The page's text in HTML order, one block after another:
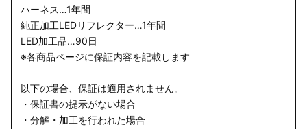
ハーネス…1年間
純正加工LEDリフレクター…1年間
LED加工品…90日
※各商品ページに保証内容を記載します
以下の場合、保証は適用されません。
・保証書の提示がない場合
・分解・加工を行われた場合